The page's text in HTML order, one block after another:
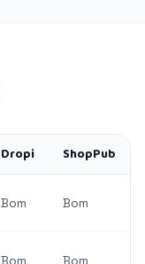
Dropi ShopPub
Bom Bom
Bom Bom